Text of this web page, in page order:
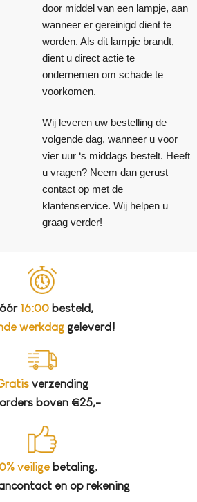
door middel van een lampje, aan
wanneer er gereinigd dient te
worden. Als dit lampje brandt,
dient u direct actie te
ondernemen om schade te
voorkomen.
Wij leveren uw bestelling de
volgende dag, wanneer u voor
vier uur ‘s middags bestelt. Heeft
u vragen? Neem dan gerust
contact op met de
klantenservice. Wij helpen u
graag verder!
16:00besteld,
werkdaggeleverd!
verzending
boven €25,-
veiligebetaling,
en op rekening